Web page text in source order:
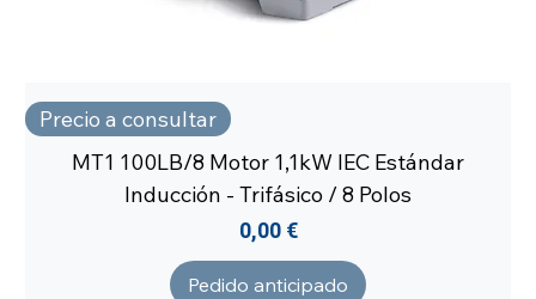
Precio a consultar
MT1 100LB/8 Motor 1,1kW IEC Estándar
Inducción - Trifásico / 8 Polos
Precio
0,00 €
Pedido anticipado